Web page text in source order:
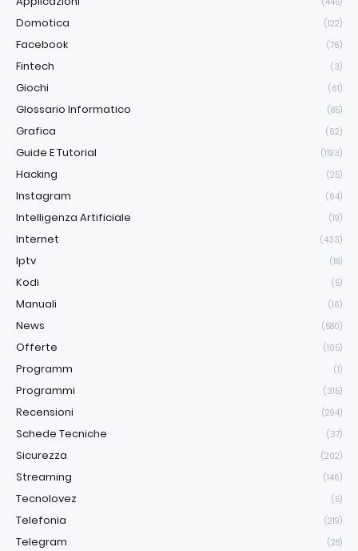
Domotica (122)
Facebook (76)
Fintech (3)
Giochi (61)
Glossario Informatico (85)
Grafica (62)
Guide E Tutorial (1193)
Hacking (25)
Instagram (64)
Intelligenza Artificiale (19)
Internet (433)
Iptv (18)
Kodi (5)
Manuali (16)
News (580)
Offerte (105)
Programm (1)
Programmi (315)
Recensioni (294)
Schede Tecniche (37)
Sicurezza (202)
Streaming (146)
Tecnolovez (5)
Telefonia (219)
Telegram (28)